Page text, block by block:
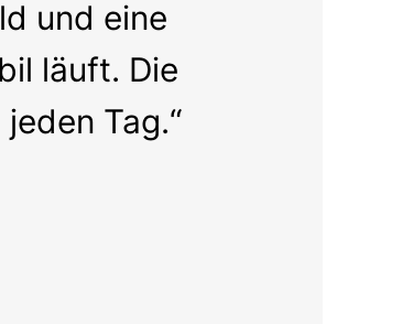
und eine
läuft. Die
Tag.“